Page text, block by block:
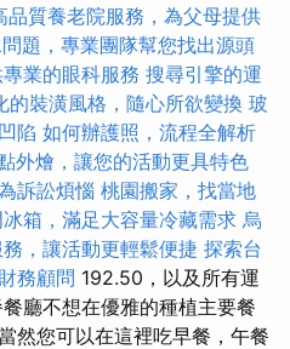
品質養老院服務，為父母提供
題，專業團隊幫您找出源頭
業的眼科服務 搜尋引擎的運
的裝潢風格，隨心所欲變換 玻
陷 如何辦護照，流程全解析
外燴，讓您的活動更具特色
訴訟煩惱 桃園搬家，找當地
冰箱，滿足大容量冷藏需求 烏
，讓活動更輕鬆便捷 探索台
務顧問 192.50，以及所有運
廳不想在優雅的種植主要餐
然您可以在這裡吃早餐，午餐